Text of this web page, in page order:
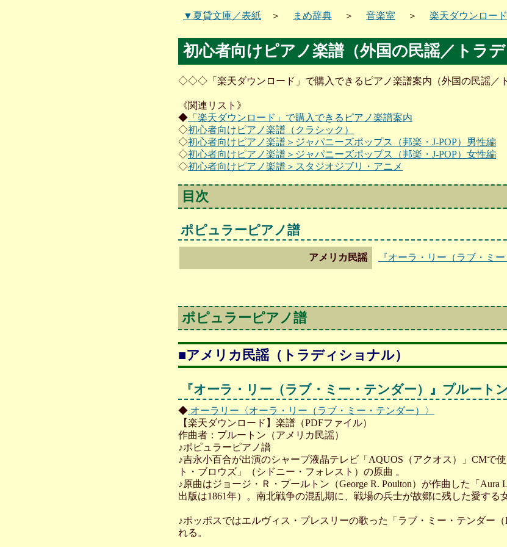
▼夏貸文庫／表紙 ＞ まめ辞典 ＞ 音楽室 ＞ 楽天ダウンロー
初心者向けピアノ楽譜（外国の民謡／トラデ
◇◇◇「楽天ダウンロード」で購入できるピアノ楽譜案内（外国の民謡
《関連リスト》
◆ 「楽天ダウンロード」で購入できるピアノ楽譜案内
◇初心者向けピアノ楽譜（クラシック）
◇初心者向けピアノ楽譜＞ジャパニーズポップス（邦楽・J-POP）男性編
◇初心者向けピアノ楽譜＞ジャパニーズポップス（邦楽・J-POP）女性編
◇初心者向けピアノ楽譜＞スタジオジブリ・アニメ
目次
ポピュラーピアノ譜
アメリカ民謡 『オーラ・リー（ラブ・ミー
ポピュラーピアノ譜
■アメリカ民謡（トラディショナル）
『オーラ・リー（ラブ・ミー・テンダー）』プルート
◆ オーラリー〈オーラ・リー（ラブ・ミー・テンダー）〉
【楽天ダウンロード】楽譜（PDFファイル）
作曲者：プルートン（アメリカ民謡）
♪ポピュラーピアノ譜
♪吉永小百合が出演のシャープ液晶テレビ「AQUOS（アクオス）」CMで
ト・ブロウズ」（シドニー・フォレスト）の原曲 。
♪原曲はジョージ・Ｒ・プールトン（George R. Poulton）が作曲した「Aura
出版は1861年）。南北戦争の混乱期に、戦場の兵士が故郷に残した愛する
♪ポッポスではエルヴィス・プレスリーの歌った「ラブ・ミー・テンダー（
れる。